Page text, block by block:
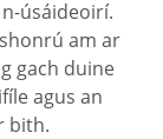
úsáideoirí.
am ar
gach duine
agus an
bith.